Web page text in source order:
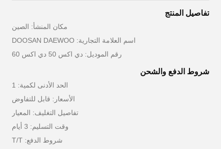
تفاصيل المنتج
مكان المنشأ: الصين
اسم العلامة التجارية: DOOSAN DAEWOO
رقم الموديل: دي اكس 50 دي اكس 60
شروط الدفع والشحن
الحد الأدنى لكمية: 1
الأسعار: قابل للتفاوض
تفاصيل التغليف: المعيار
وقت التسليم: 3 أيام
شروط الدفع: T/T